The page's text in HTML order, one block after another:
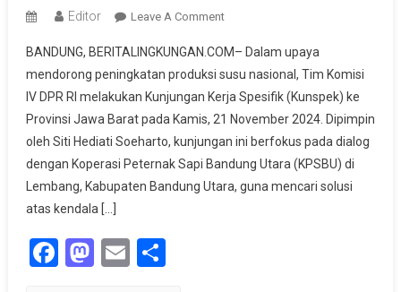
Editor Leave A CommentOn
Sosial
Jadi
Solusi
Peningkatan
Produksi
Susu
BANDUNG, BERITALINGKUNGAN.COM– Dalam upaya
mendorong peningkatan produksi susu nasional, Tim Komisi
IV DPR RI melakukan Kunjungan Kerja Spesifik (Kunspek) ke
Provinsi Jawa Barat pada Kamis, 21 November 2024. Dipimpin
oleh Siti Hediati Soeharto, kunjungan ini berfokus pada dialog
dengan Koperasi Peternak Sapi Bandung Utara (KPSBU) di
Lembang, Kabupaten Bandung Utara, guna mencari solusi
atas kendala […]
Facebook
Mastodon
EmailShare